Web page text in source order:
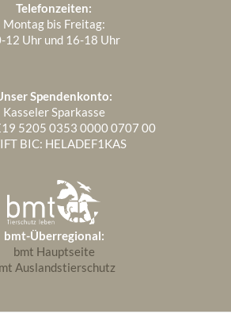
Telefonzeiten:
Montag bis Freitag:
12 Uhr und 16-18 Uhr
Spendenkonto:
Kasseler Sparkasse
5205 0353 0000 0707 00
BIC: HELADEF1KAS
bmt-Überregional:
bmt Hauptseite
Auslandstierschutz